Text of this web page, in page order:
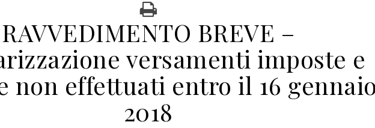
RAVVEDIMENTO BREVE –
versamenti imposte e
non effettuati entro il 16
2018